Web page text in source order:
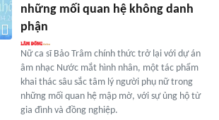
những mối quan hệ không danh
phận
Nữ ca sĩ Bảo Trâm chính thức trở lại với dự án
âm nhạc Nước mắt hình nhân, một tác phẩm
khai thác sâu sắc tâm lý người phụ nữ trong
những mối quan hệ mập mờ, với sự ủng hộ từ
gia đình và đồng nghiệp.